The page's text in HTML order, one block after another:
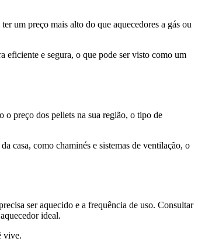
um preço mais alto do que aquecedores a gás ou
eficiente e segura, o que pode ser visto como um
o preço dos pellets na sua região, o tipo de
casa, como chaminés e sistemas de ventilação, o
ser aquecido e a frequência de uso. Consultar
ideal.
vive.